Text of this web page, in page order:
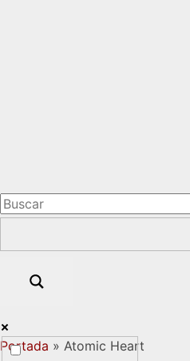
Portada » Atomic Heart